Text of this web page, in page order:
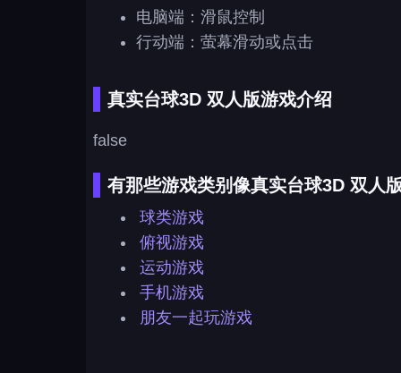
电脑端：滑鼠控制
行动端：萤幕滑动或点击
真实台球3D 双人版游戏介绍
false
有那些游戏类别像真实台球3D 双人
球类游戏
俯视游戏
运动游戏
手机游戏
朋友一起玩游戏